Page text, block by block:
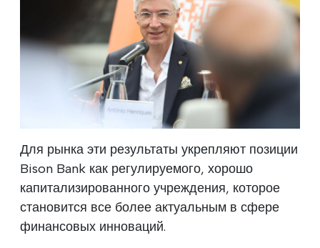
Для рынка эти результаты укрепляют позиции
Bison Bank как регулируемого, хорошо
капитализированного учреждения, которое
становится все более актуальным в сфере
финансовых инноваций.